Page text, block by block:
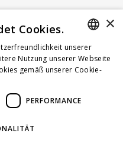
GERMAN
FRENCH
×
Cookies.
unserer
Nutzung unserer Webseite
gemäß unserer Cookie-
PERFORMANCE